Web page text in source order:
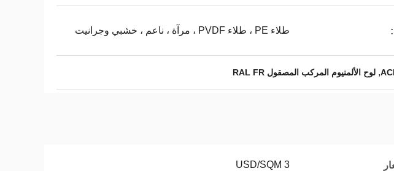
طلاء PE ، طلاء PVDF ، مرآة ، ناعم ، خشبي وجرانيت
, لوح الألمنيوم المركب المصقول RAL FR
3 USD/SQM